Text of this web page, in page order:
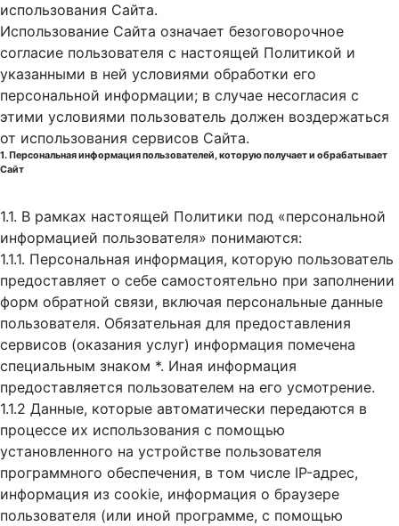
использования Cайта.
Использование Сайта означает безоговорочное
согласие пользователя с настоящей Политикой и
указанными в ней условиями обработки его
персональной информации; в случае несогласия с
этими условиями пользователь должен воздержаться
от использования сервисов Сайта.
1. Персональная информация пользователей, которую получает и обрабатывает
Сайт
1.1. В рамках настоящей Политики под «персональной
информацией пользователя» понимаются:
1.1.1. Персональная информация, которую пользователь
предоставляет о себе самостоятельно при заполнении
форм обратной связи, включая персональные данные
пользователя. Обязательная для предоставления
сервисов (оказания услуг) информация помечена
специальным знаком *. Иная информация
предоставляется пользователем на его усмотрение.
1.1.2 Данные, которые автоматически передаются в
процессе их использования с помощью
установленного на устройстве пользователя
программного обеспечения, в том числе IP-адрес,
информация из cookie, информация о браузере
пользователя (или иной программе, с помощью